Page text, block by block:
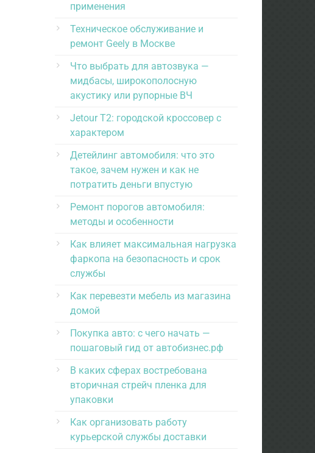
применения
Техническое обслуживание и
ремонт Geely в Москве
Что выбрать для автозвука —
мидбасы, широкополосную
акустику или рупорные ВЧ
Jetour T2: городской кроссовер с
характером
Детейлинг автомобиля: что это
такое, зачем нужен и как не
потратить деньги впустую
Ремонт порогов автомобиля:
методы и особенности
Как влияет максимальная нагрузка
фаркопа на безопасность и срок
службы
Как перевезти мебель из магазина
домой
Покупка авто: с чего начать —
пошаговый гид от автобизнес.рф
В каких сферах востребована
вторичная стрейч пленка для
упаковки
Как организовать работу
курьерской службы доставки